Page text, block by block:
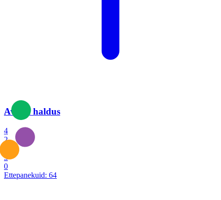
Avalik haldus
4
2
3
0
Ettepanekuid: 64